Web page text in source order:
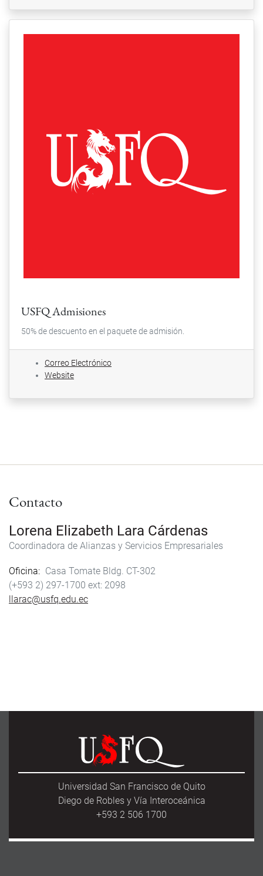
USFQ Admisiones
50% de descuento en el paquete de admisión.
Correo Electrónico
Website
Contacto
Lorena Elizabeth Lara Cárdenas
Coordinadora de Alianzas y Servicios Empresariales
Oficina
Casa Tomate Bldg. CT-302
(+593 2) 297-1700
2098
llarac@usfq.edu.ec
Universidad San Francisco de Quito
Diego de Robles y Vía Interoceánica
+593 2 506 1700